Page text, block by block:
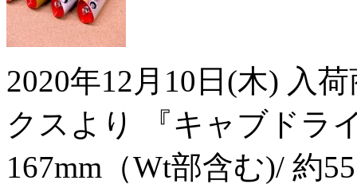
2020年12月10日(木) 入
クスより 『キャブドラ
167mm（Wt部含む)/ 約